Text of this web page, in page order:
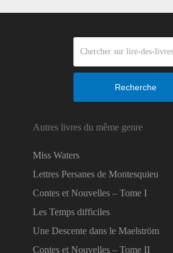
Recherche
Autres livres du même genre
Miss Waters
Lettres Persanes de Montesquieu
Contes et Nouvelles – Tome I
Les Temps difficiles
Une Descente dans le Maelström
Contes et Nouvelles – Tome II